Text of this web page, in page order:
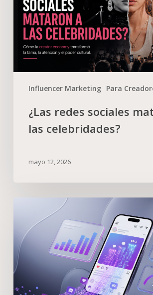
Influencer Marketing Para
¿Las redes sociales
las celebridades?
mayo 12, 2026